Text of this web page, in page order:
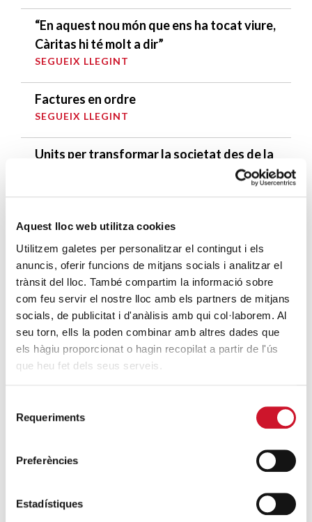
Aquest lloc web utilitza cookies
Utilitzem galetes per personalitzar el contingut i els
anuncis, oferir funcions de mitjans socials i analitzar el
trànsit del lloc. També compartim la informació sobre
com feu servir el nostre lloc amb els partners de mitjans
socials, de publicitat i d'anàlisis amb qui col·laborem. Al
seu torn, ells la poden combinar amb altres dades que
els hàgiu proporcionat o hagin recopilat a partir de l'ús
que heu fet dels seus serveis.
Requeriments
Preferències
Estadístiques
“En aquest nou món que ens ha tocat viure,
Càritas hi té molt a dir”
SEGUEIX LLEGINT
Factures en ordre
SEGUEIX LLEGINT
Units per transformar la societat des de la
Càritas expressa la seva preocupació per
la situació a Ceuta i fa una crida a la
protecció de la dignitat humana
SEGUEIX LLEGINT
Càritas Barcelona acompanya més de
SEGUEIX LLEGINT
La campana que canvia vides
El voluntariat, una oportunitat per fer